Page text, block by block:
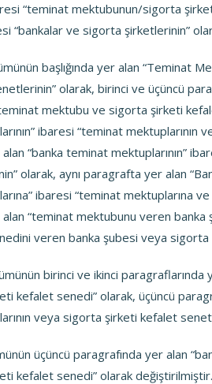
“teminat mektubunun/sigorta
“bankalar ve sigorta şirketlerinin”
başlığında yer alan “Teminat
olarak, birinci ve üçüncü
mektubu ve sigorta şirketi
ibaresi “teminat
“banka teminat mektuplarının”
olarak, aynı paragrafta yer alan
ibaresi “teminat mektuplarına
“teminat mektubunu veren
veren banka şubesi veya
birinci ve ikinci
kefalet senedi” olarak, üçüncü
veya sigorta şirketi kefalet
üçüncü paragrafında yer alan
kefalet senedi” olarak değiştirilmiştir.